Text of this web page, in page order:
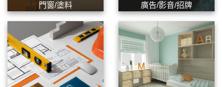
門窗/塗料 廣告/影音/招牌